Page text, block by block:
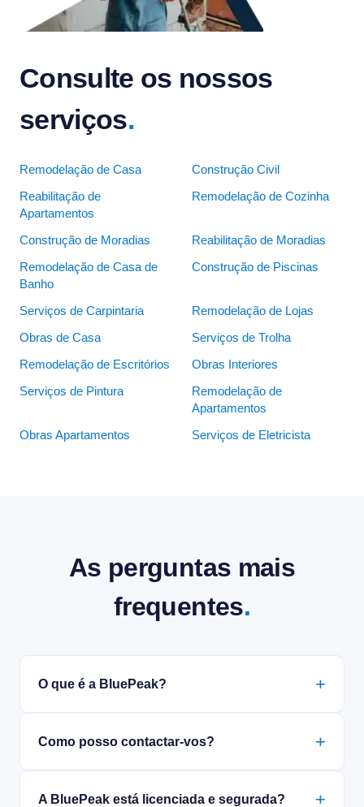
Consulte os nossos
serviços.
Remodelação de Casa Construção Civil
Reabilitação de
Apartamentos
Remodelação de Cozinha
Construção de Moradias Reabilitação de Moradias
Remodelação de Casa de
Banho
Construção de Piscinas
Serviços de Carpintaria Remodelação de Lojas
Obras de Casa Serviços de Trolha
Remodelação de Escritórios Obras Interiores
Serviços de Pintura
Remodelação de
Apartamentos
Obras Apartamentos Serviços de Eletricista
As perguntas mais
frequentes.
O que é a BluePeak?
Como posso contactar-vos?
A BluePeak está licenciada e segurada?